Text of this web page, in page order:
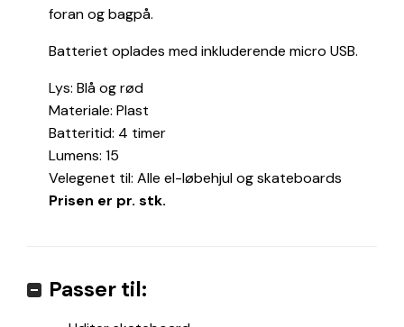
foran og bagpå.
Batteriet oplades med inkluderende micro USB.
Lys: Blå og rød
Materiale: Plast
Batteritid: 4 timer
Lumens: 15
Velegenet til: Alle el-løbehjul og skateboards
Prisen er pr. stk.
Passer til: